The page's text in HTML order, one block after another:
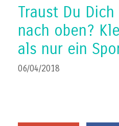
Traust Du
nach oben?
als nur ein
06/04/2018